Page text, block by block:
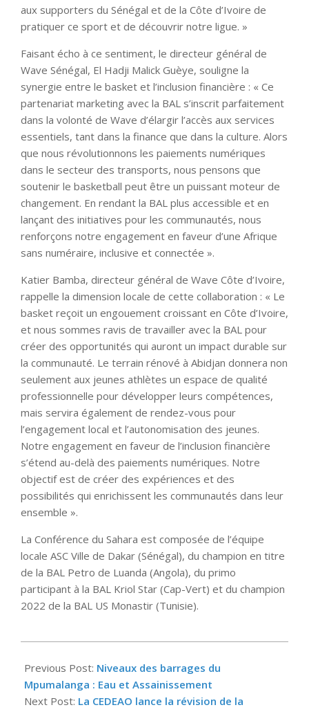
aux supporters du Sénégal et de la Côte d’Ivoire de
pratiquer ce sport et de découvrir notre ligue. »
Faisant écho à ce sentiment, le directeur général de
Wave Sénégal, El Hadji Malick Guèye, souligne la
synergie entre le basket et l’inclusion financière : « Ce
partenariat marketing avec la BAL s’inscrit parfaitement
dans la volonté de Wave d’élargir l’accès aux services
essentiels, tant dans la finance que dans la culture. Alors
que nous révolutionnons les paiements numériques
dans le secteur des transports, nous pensons que
soutenir le basketball peut être un puissant moteur de
changement. En rendant la BAL plus accessible et en
lançant des initiatives pour les communautés, nous
renforçons notre engagement en faveur d’une Afrique
sans numéraire, inclusive et connectée ».
Katier Bamba, directeur général de Wave Côte d’Ivoire,
rappelle la dimension locale de cette collaboration : « Le
basket reçoit un engouement croissant en Côte d’Ivoire,
et nous sommes ravis de travailler avec la BAL pour
créer des opportunités qui auront un impact durable sur
la communauté. Le terrain rénové à Abidjan donnera non
seulement aux jeunes athlètes un espace de qualité
professionnelle pour développer leurs compétences,
mais servira également de rendez-vous pour
l’engagement local et l’autonomisation des jeunes.
Notre engagement en faveur de l’inclusion financière
s’étend au-delà des paiements numériques. Notre
objectif est de créer des expériences et des
possibilités qui enrichissent les communautés dans leur
ensemble ».
La Conférence du Sahara est composée de l’équipe
locale ASC Ville de Dakar (Sénégal), du champion en titre
de la BAL Petro de Luanda (Angola), du primo
participant à la BAL Kriol Star (Cap-Vert) et du champion
2022 de la BAL US Monastir (Tunisie).
03-
21
Previous Post: Niveaux des barrages du
Mpumalanga : Eau et Assainissement
Next Post: La CEDEAO lance la révision de la